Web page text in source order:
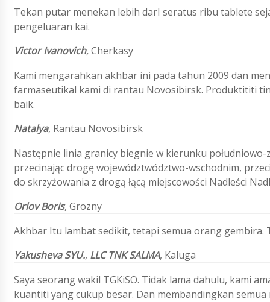
Tekan putar menekan lebih darI seratus ribu tablete
pengeluaran kai.
Victor Ivanovich,Cherkasy
Kami mengarahkan akhbar ini pada tahun 2009 dan
farmaseutikal kami di rantau Novosibirsk. Produktititi
baik.
Natalya, Rantau Novosibirsk
Następnie linia granicy biegnie w kierunku
przecinając drogę województwództwo-wschodnim,
do skrzyżowania z drogą łącą miejscowości Nadleści
Orlov Boris, Grozny
Akhbar Itu lambat sedikit, tetapi semua orang gembira.
Yakusheva SYU., LLC TNK SALMA, Kaluga
Saya seorang wakil TGKiSO. Tidak lama dahulu, kami
kuantiti yang cukup besar. Dan membandingkan